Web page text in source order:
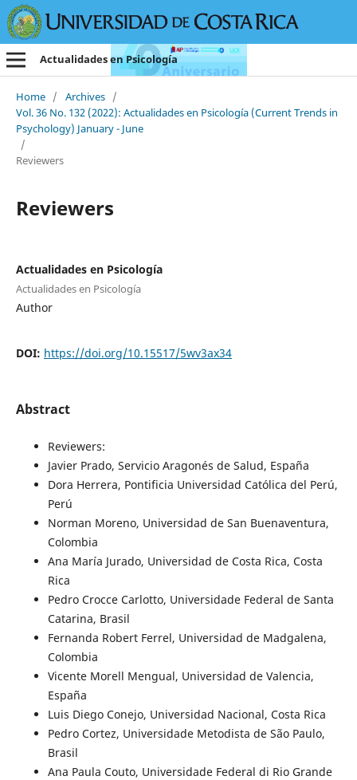
Actualidades en Psicología
Home / Archives /
Vol. 36 No. 132 (2022): Actualidades en Psicología (Current Trends in
Psychology) January - June
/
Reviewers
Reviewers
Actualidades en Psicología
Actualidades en Psicología
Author
DOI: https://doi.org/10.15517/5wv3ax34
Abstract
Reviewers:
Javier Prado, Servicio Aragonés de Salud, España
Dora Herrera, Pontificia Universidad Católica del Perú,
Perú
Norman Moreno, Universidad de San Buenaventura,
Colombia
Ana María Jurado, Universidad de Costa Rica, Costa
Rica
Pedro Crocce Carlotto, Universidade Federal de Santa
Catarina, Brasil
Fernanda Robert Ferrel, Universidad de Madgalena,
Colombia
Vicente Morell Mengual, Universidad de Valencia,
España
Luis Diego Conejo, Universidad Nacional, Costa Rica
Pedro Cortez, Universidade Metodista de São Paulo,
Brasil
Ana Paula Couto, Universidade Federal di Rio Grande